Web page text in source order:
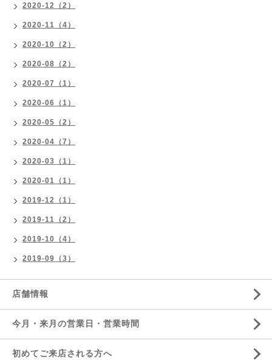
2020-12（2）
2020-11（4）
2020-10（2）
2020-08（2）
2020-07（1）
2020-06（1）
2020-05（2）
2020-04（7）
2020-03（1）
2020-01（1）
2019-12（1）
2019-11（2）
2019-10（4）
2019-09（3）
店舗情報
今月・来月の営業日・営業時間
初めてご来店される方へ